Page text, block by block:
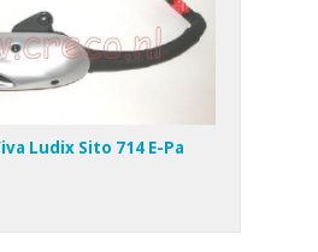
Ludix Sito 714 E-Pa